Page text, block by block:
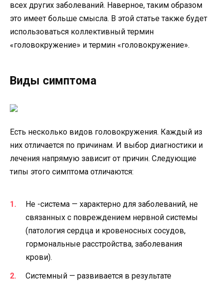
всех других заболеваний. Наверное, таким образом
это имеет больше смысла. В этой статье также будет
использоваться коллективный термин
«головокружение» и термин «головокружение».
Виды симптома
Есть несколько видов головокружения. Каждый из
них отличается по причинам. И выбор диагностики и
лечения напрямую зависит от причин. Следующие
типы этого симптома отличаются:
Не -система — характерно для заболеваний, не
связанных с повреждением нервной системы
(патология сердца и кровеносных сосудов,
гормональные расстройства, заболевания
крови).
Системный — развивается в результате